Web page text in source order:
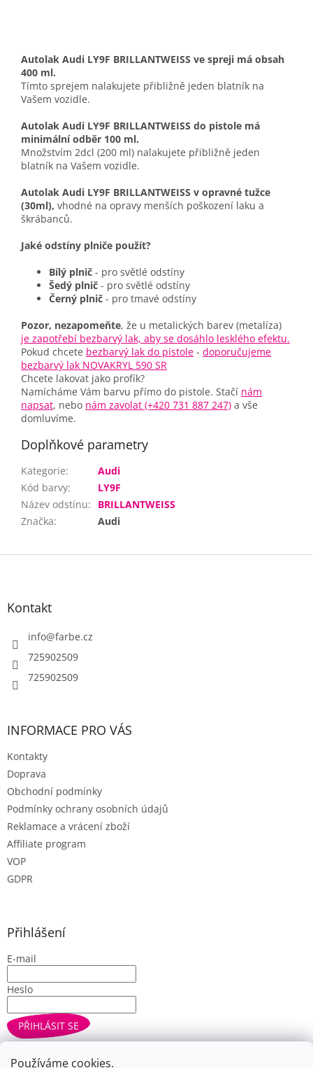
Používáme cookies.
Autolak Audi LY9F BRILLANTWEISS ve spreji má obsah
400 ml.
Tímto sprejem nalakujete přibližně jeden blatník na
Vašem vozidle.
Autolak Audi LY9F BRILLANTWEISS do pistole má
minimální odběr 100 ml.
Množstvím 2dcl (200 ml) nalakujete přibližně jeden
blatník na Vašem vozidle.
Autolak Audi LY9F BRILLANTWEISS v opravné tužce
(30ml), vhodné na opravy menších poškození laku a
škrábanců.
Jaké odstíny plniče použít?
Bílý plnič - pro světlé odstíny
Šedý plnič - pro světlé odstíny
Černý plnič - pro tmavé odstíny
Pozor, nezapomeňte, že u metalických barev (metalíza)
je zapotřebí bezbarvý lak, aby se dosáhlo lesklého efektu.
Pokud chcete bezbarvý lak do pistole - doporučujeme
bezbarvý lak NOVAKRYL 590 SR
Chcete lakovat jako profík?
Namícháme Vám barvu přímo do pistole. Stačí nám
napsat, nebo nám zavolat (+420 731 887 247) a vše
domluvíme.
Doplňkové parametry
Kategorie:
Audi
Kód barvy:
LY9F
Název odstínu:
BRILLANTWEISS
Značka: Audi
Z
Kontakt
info@farbe.cz
725902509
725902509
INFORMACE PRO VÁS
Kontakty
Doprava
Obchodní podmínky
Podmínky ochrany osobních údajů
Reklamace a vrácení zboží
Affiliate program
VOP
GDPR
Přihlášení
E-mail
Heslo
PŘIHLÁSIT SE
Nová registraceZapomenuté heslo